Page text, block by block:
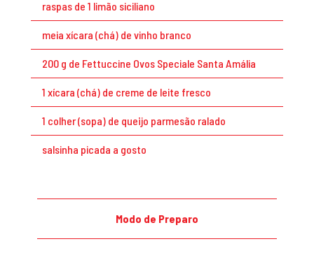
raspas de 1 limão siciliano
meia xícara (chá) de vinho branco
200 g de Fettuccine Ovos Speciale Santa Amália
1 xícara (chá) de creme de leite fresco
1 colher (sopa) de queijo parmesão ralado
salsinha picada a gosto
Modo de Preparo